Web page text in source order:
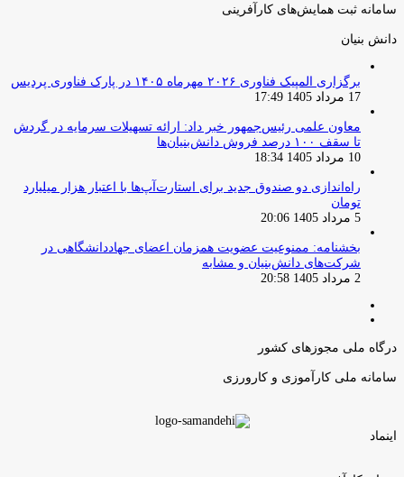
سامانه ثبت همایش‌های کارآفرینی
دانش‌ بنیان‌
برگزاری المپیک فناوری ۲۰۲۶ مهرماه ۱۴۰۵ در پارک فناوری پردیس
17 مرداد 1405 17:49
معاون علمی رئیس‌جمهور خبر داد: ارائه تسهیلات سرمایه در گردش
تا سقف ۱۰۰ درصد فروش دانش‌بنیان‌ها
10 مرداد 1405 18:34
راه‌اندازی دو صندوق جدید برای استارت‌آپ‌ها با اعتبار هزار میلیارد
تومان
5 مرداد 1405 20:06
بخشنامه: ممنوعیت عضویت همزمان اعضای جهاددانشگاهی در
شرکت‌های دانش‌بنیان و مشابه
2 مرداد 1405 20:58
درگاه ملی مجوزهای کشور
سامانه ملی کارآموزی و کارورزی
اینماد